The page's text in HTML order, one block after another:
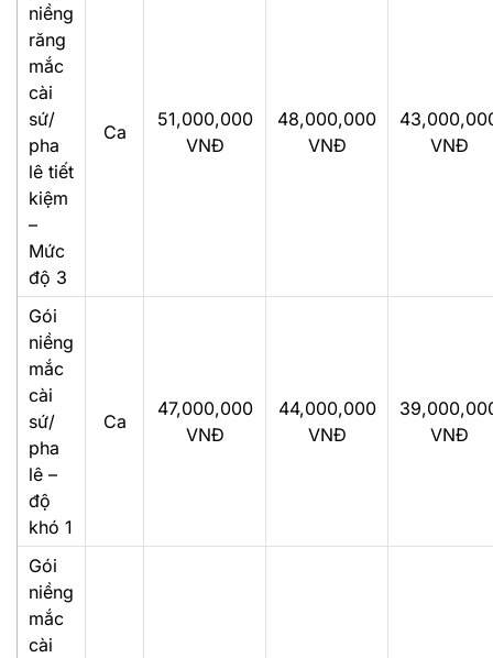
niềng
răng
mắc
cài
sứ/
pha
lê tiết
kiệm
–
Mức
độ 3
Ca
51,000,000
VNĐ
48,000,000
VNĐ
VNĐ
Gói
niềng
mắc
cài
sứ/
pha
lê –
độ
khó 1
Ca
47,000,000
VNĐ
44,000,000
VNĐ
VNĐ
Gói
niềng
mắc
cài